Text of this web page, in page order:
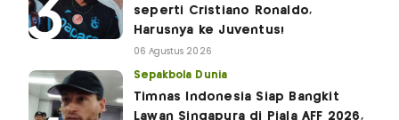
seperti Cristiano Ronaldo,
Harusnya ke Juventus!
06 Agustus 2026
Sepakbola Dunia
Timnas Indonesia Siap Bangkit
Lawan Singapura di Piala AFF 2026,